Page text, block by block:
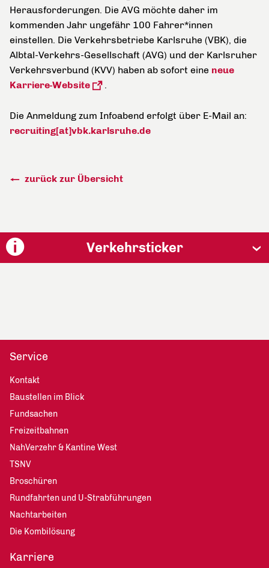
Herausforderungen. Die AVG möchte daher im
kommenden Jahr ungefähr 100 Fahrer*innen
einstellen. Die Verkehrsbetriebe Karlsruhe (VBK), die
Albtal-Verkehrs-Gesellschaft (AVG) und der Karlsruher
Verkehrsverbund (KVV) haben ab sofort eine neue
Karriere-Website
.
Die Anmeldung zum Infoabend erfolgt über E-Mail an:
recruiting[at]vbk.karlsruhe.de
zurück zur Übersicht
Verkehrsticker
Service
Kontakt
Baustellen im Blick
Fundsachen
Freizeitbahnen
NahVerzehr & Kantine West
TSNV
Broschüren
Rundfahrten und U-Strabführungen
Nachtarbeiten
Die Kombilösung
Karriere